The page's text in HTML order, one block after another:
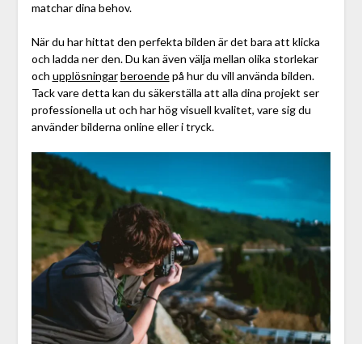
matchar dina behov.
När du har hittat den perfekta bilden är det bara att klicka
och ladda ner den. Du kan även välja mellan olika storlekar
och upplösningar beroendepå hur du vill använda bilden.
Tack vare detta kan du säkerställa att alla dina projekt ser
professionella ut och har hög visuell kvalitet, vare sig du
använder bilderna online eller i tryck.